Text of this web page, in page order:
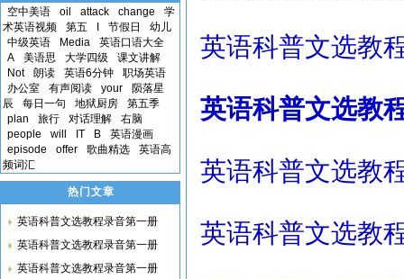
英语科普文选教
英语科普文选教
英语科普文选教
英语科普文选教
空中美语
oil attack change
学
术英语视频
第五 节假日
幼儿
中级英语
Media
英语口语大全
A
美语思 大学四级
课文讲解
Not
朗读 英语6分钟
职场英语
办公室
有声阅读 your
陨落星
辰
每日一句 地狱厨房
第五季
plan
旅行 对话理解
右脑
people
will IT B
英语漫画
episode
offer 歌曲精选
英语高
频词汇
热门文章
英语科普文选教程录音第一册
英语科普文选教程录音第一册
英语科普文选教程录音第一册